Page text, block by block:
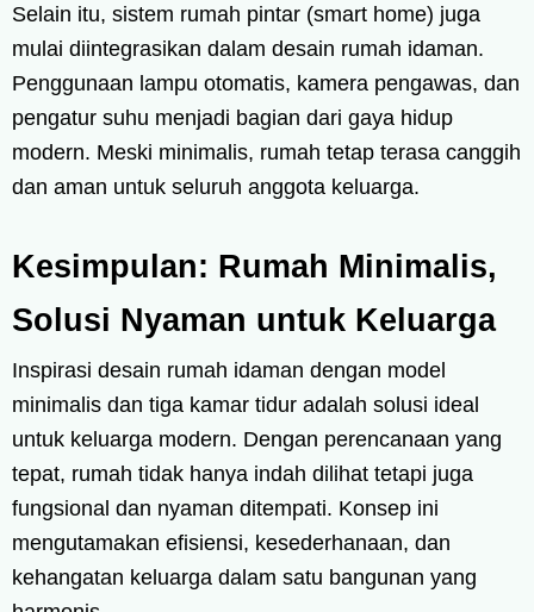
Selain itu, sistem rumah pintar (smart home) juga
mulai diintegrasikan dalam desain rumah idaman.
Penggunaan lampu otomatis, kamera pengawas, dan
pengatur suhu menjadi bagian dari gaya hidup
modern. Meski minimalis, rumah tetap terasa canggih
dan aman untuk seluruh anggota keluarga.
Kesimpulan: Rumah Minimalis,
Solusi Nyaman untuk Keluarga
Inspirasi desain rumah idaman dengan model
minimalis dan tiga kamar tidur adalah solusi ideal
untuk keluarga modern. Dengan perencanaan yang
tepat, rumah tidak hanya indah dilihat tetapi juga
fungsional dan nyaman ditempati. Konsep ini
mengutamakan efisiensi, kesederhanaan, dan
kehangatan keluarga dalam satu bangunan yang